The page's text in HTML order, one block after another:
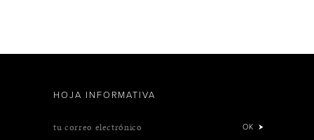
HOJA INFORMATIVA
tu correo electrónico OK